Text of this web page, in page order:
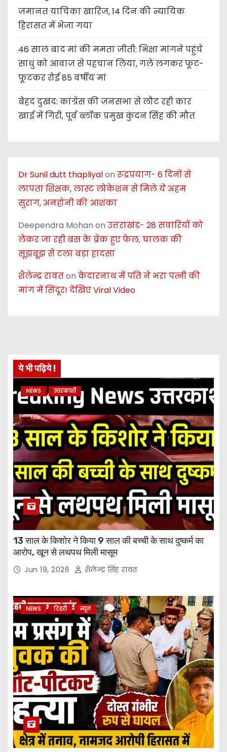
जमानत याचिका खारिज, 14 दिन की न्यायिक
हिरासत में भेजा गया
46 साल बाद मां की ममता जीती: भिक्षा मांगने पहुंचे
साधु को आवाज से पहचान लिया, गले लगकर फूट-
फूटकर रोई 85 वर्षीय मां
बेहद दुखद: कांग्रेस की जनसभा से लौट रही कार
खाई में गिरी, पूर्व ब्लॉक प्रमुख कुंदन सिंह की मौत
Dr Sunil dutt thapliyalon रूद्रप्रयाग- 6 दिनों से
लापता शिक्षक, लास्ट लोकेशन से मिले ये अहम
सुराग, अनहोनी की आशंका
Deependra Mohan on उत्तराखंड- 28 सवारियों को
लेकर जा रही बस के ब्रेक हुए फेल, चालक की
सूझबूझ से टला बड़ा हादसा
शैलेन्द्र रावतon केदारनाथ में पति ने भरा पत्नी की
मांग में सिंदूर! देखिए Viral Video
ये भी पढ़िये !
NEWS उत्तरकाशी
13 साल के किशोर ने किया 9 साल की बच्ची के साथ दुष्कर्म का
आरोप, खून से लथपथ मिली मासूम
Jun 19, 2026 शैलेन्द्र सिंह रावत
NEWS टिहरी न्यूज